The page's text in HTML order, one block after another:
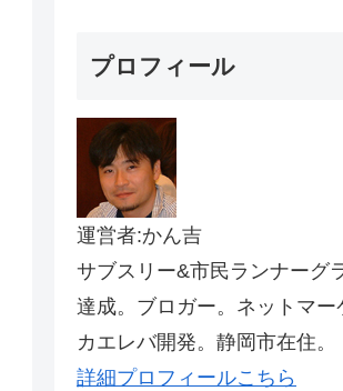
プロフィール
運営者:かん吉
サブスリー&市民ランナーグ
達成。ブロガー。ネットマー
カエレバ開発。静岡市在住。
詳細プロフィールこちら